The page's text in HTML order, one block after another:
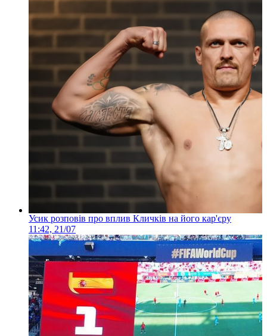
Усик розповів про вплив Кличків на його кар'єру
11:42, 21/07